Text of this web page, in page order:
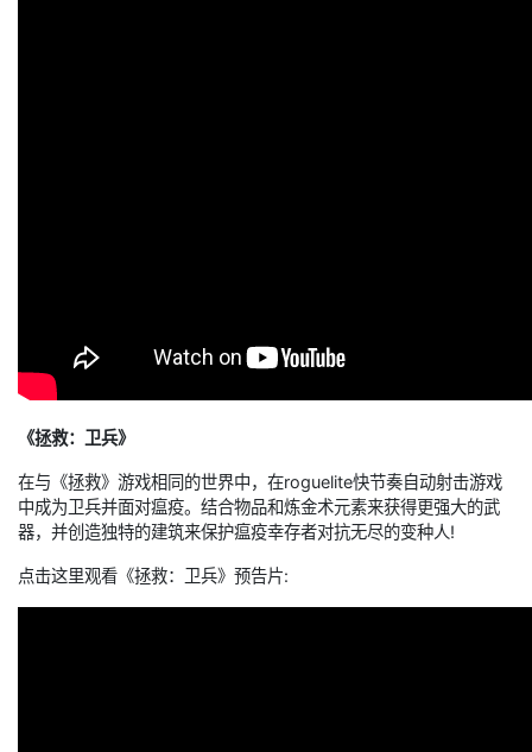
《拯救：卫兵》
在与《拯救》游戏相同的世界中，在roguelite快节奏自动射击游戏
中成为卫兵并面对瘟疫。结合物品和炼金术元素来获得更强大的武
器，并创造独特的建筑来保护瘟疫幸存者对抗无尽的变种人!
点击这里观看《拯救：卫兵》预告片: